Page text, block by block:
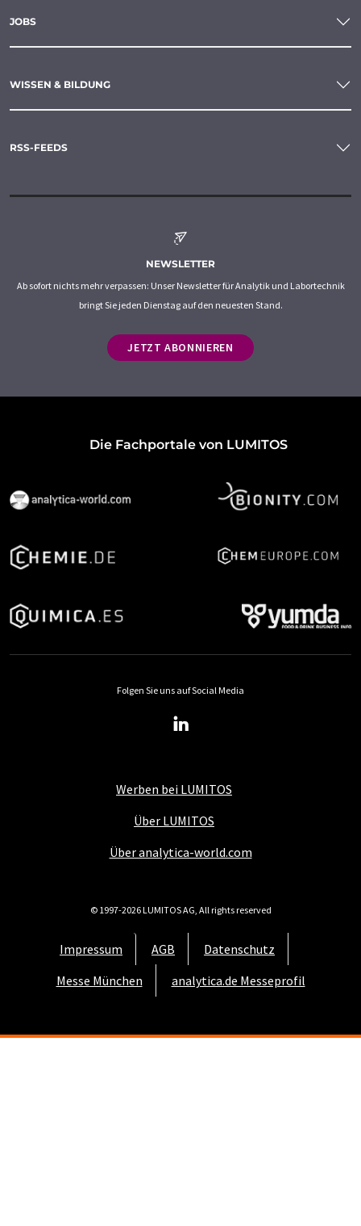
JOBS
WISSEN & BILDUNG
RSS-FEEDS
NEWSLETTER
Ab sofort nichts mehr verpassen: Unser Newsletter für Analytik und Labortechnik
bringt Sie jeden Dienstag auf den neuesten Stand.
JETZT ABONNIEREN
Die Fachportale von LUMITOS
Werben bei LUMITOS
Über LUMITOS
Über analytica-world.com
Impressum AGB
Datenschutz
Messe München
analytica.de Messeprofil
Folgen Sie uns auf Social Media
© 1997-2026 LUMITOS AG, All rights reserved